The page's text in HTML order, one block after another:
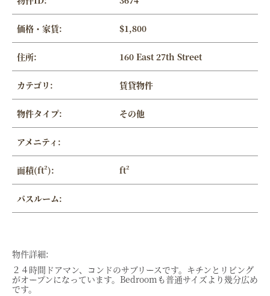
価格・家賃: $1,800
住所: 160 East 27th Street
カテゴリ: 賃貸物件
物件タイプ: その他
アメニティ:
面積(ft²): ft²
バスルーム:
物件詳細:
２４時間ドアマン、コンドのサブリースです。キチンとリビング
がオープンになっています。Bedroomも普通サイズより幾分広め
です。